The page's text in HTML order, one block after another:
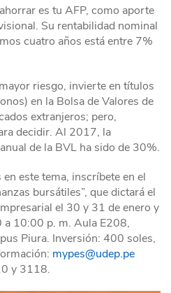
es tu AFP, como aporte
Su rentabilidad nominal
cuatro años está entre 7%
riesgo, invierte en títulos
en la Bolsa de Valores de
extranjeros; pero,
decidir. Al 2017, la
de la BVL ha sido de 30%.
este tema, inscríbete en el
bursátiles”, que dictará el
el 30 y 31 de enero y
a 10:00 p. m. Aula E208,
Piura. Inversión: 400 soles,
mypes@udep.pe
y 3118.